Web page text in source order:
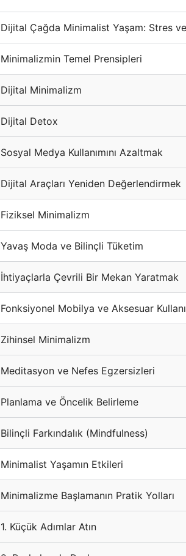
Dijital Çağda Minimalist Yaşam: Stres ve
Minimalizmin Temel Prensipleri
Dijital Minimalizm
Dijital Detox
Sosyal Medya Kullanımını Azaltmak
Dijital Araçları Yeniden Değerlendirmek
Fiziksel Minimalizm
Yavaş Moda ve Bilinçli Tüketim
İhtiyaçlarla Çevrili Bir Mekan Yaratmak
Fonksiyonel Mobilya ve Aksesuar
Zihinsel Minimalizm
Meditasyon ve Nefes Egzersizleri
Planlama ve Öncelik Belirleme
Bilinçli Farkındalık (Mindfulness)
Minimalist Yaşamın Etkileri
Minimalizme Başlamanın Pratik Yolları
1. Küçük Adımlar Atın